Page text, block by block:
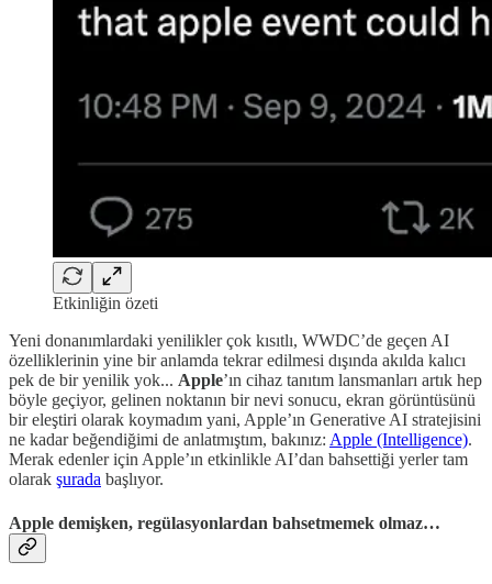
Etkinliğin özeti
Yeni donanımlardaki yenilikler çok kısıtlı, WWDC’de geçen AI
özelliklerinin yine bir anlamda tekrar edilmesi dışında akılda kalıcı
pek de bir yenilik yok... Apple’ın cihaz tanıtım lansmanları artık hep
böyle geçiyor, gelinen noktanın bir nevi sonucu, ekran görüntüsünü
bir eleştiri olarak koymadım yani, Apple’ın Generative AI stratejisini
ne kadar beğendiğimi de anlatmıştım, bakınız: Apple (Intelligence).
Merak edenler için Apple’ın etkinlikle AI’dan bahsettiği yerler tam
olarak şurada başlıyor.
Apple demişken, regülasyonlardan bahsetmemek olmaz…